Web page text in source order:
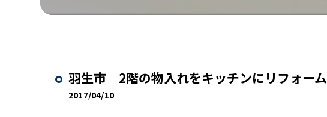
羽生市 2階の物入れをキッチンにリフォーム
2017/04/10